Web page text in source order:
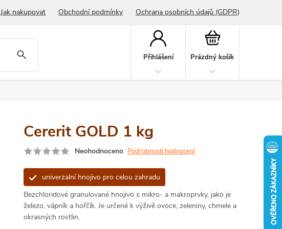
Jak nakupovat Obchodní podmínky Ochrana osobních údajů (GDPR)
Přihlášení
Nákupní
Prázdný košík
Cererit GOLD 1 kg
Neohodnoceno Podrobnosti hodnocení
univerzalní hnojivo pro celou zahradu
Bezchloridové granulované hnojivo s mikro- a makroprvky, jako je
železo, vápník a hořčík. Je určené k výživě ovoce, zeleniny, chmele a
okrasných rostlin.